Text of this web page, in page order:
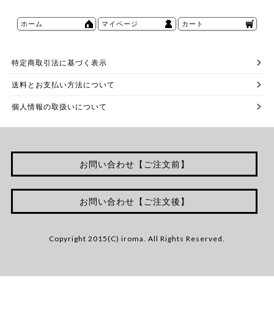
ホーム マイページ カート
特定商取引法に基づく表示
送料とお支払い方法について
個人情報の取扱いについて
お問い合わせ【ご注文前】
お問い合わせ【ご注文後】
Copyright 2015(C) iroma. All Rights Reserved.